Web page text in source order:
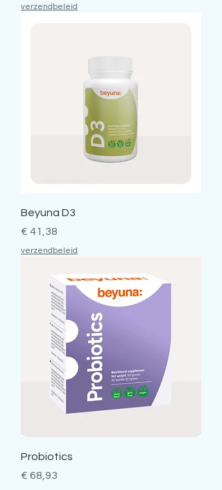
verzendbeleid
Beyuna D3
Prijs
€ 41,38
verzendbeleid
Probiotics
Prijs
€ 68,93